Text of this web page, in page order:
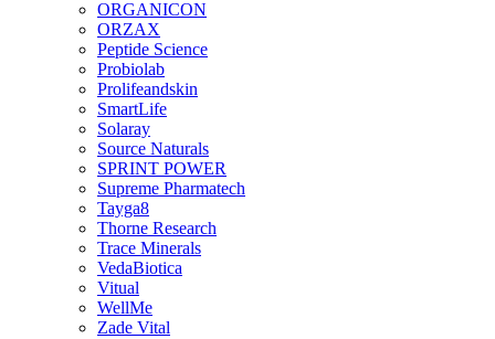
ORGANICON
ORZAX
Peptide Science
Probiolab
Prolifeandskin
SmartLife
Solaray
Source Naturals
SPRINT POWER
Supreme Pharmatech
Tayga8
Thorne Research
Trace Minerals
VedaBiotica
Vitual
WellMe
Zade Vital